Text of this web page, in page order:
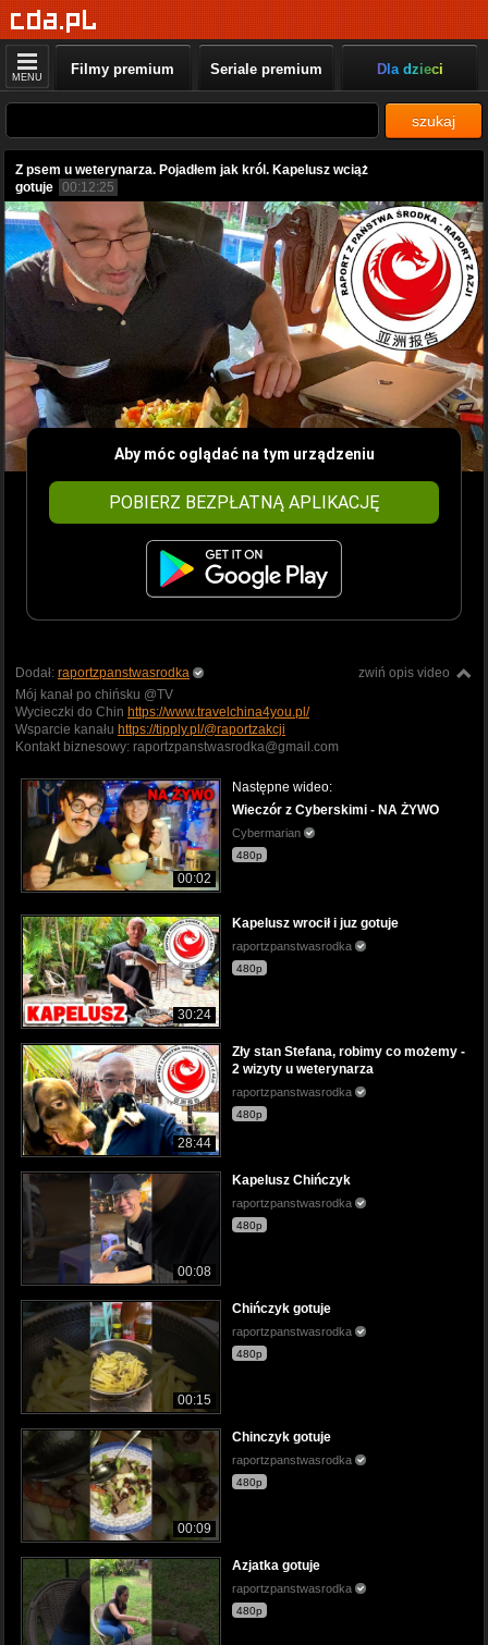
MENU Filmy premium Seriale premium Dla dzieci
szukaj
Z psem u weterynarza. Pojadłem jak król. Kapelusz wciąż
gotuje 00:12:25
Aby móc oglądać na tym urządzeniu
POBIERZ BEZPŁATNĄ APLIKACJĘ
zwiń opis video
Dodał: raportzpanstwasrodka
Mój kanał po chińsku @TV
Wycieczki do Chin https://www.travelchina4you.pl/
Wsparcie kanału https://tipply.pl/@raportzakcji
Kontakt biznesowy: raportzpanstwasrodka@gmail.com
00:02
Następne wideo:
Wieczór z Cyberskimi - NA ŻYWO
Cybermarian
480p
30:24
Kapelusz wrocił i juz gotuje
raportzpanstwasrodka
480p
28:44
Zły stan Stefana, robimy co możemy -
2 wizyty u weterynarza
raportzpanstwasrodka
480p
00:08
Kapelusz Chińczyk
raportzpanstwasrodka
480p
00:15
Chińczyk gotuje
raportzpanstwasrodka
480p
00:09
Chinczyk gotuje
raportzpanstwasrodka
480p
Azjatka gotuje
raportzpanstwasrodka
480p